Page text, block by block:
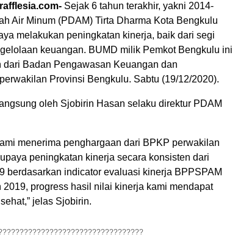
Sejak 6 tahun terakhir, yakni 2014-
Air Minum (PDAM) Tirta Dharma Kota Bengkulu
melakukan peningkatan kinerja, baik dari segi
keuangan. BUMD milik Pemkot Bengkulu ini
dari Badan Pengawasan Keuangan dan
Provinsi Bengkulu. Sabtu (19/12/2020).
oleh Sjobirin Hasan selaku direktur PDAM
menerima penghargaan dari BPKP perwakilan
peningkatan kinerja secara konsisten dari
berdasarkan indicator evaluasi kinerja BPPSPAM
2019, progress hasil nilai kinerja kami mendapat
jelas Sjobirin.